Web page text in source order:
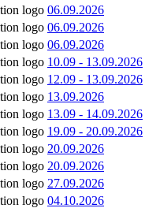
06.09.2026
06.09.2026
06.09.2026
10.09 - 13.09.2026
12.09 - 13.09.2026
13.09.2026
13.09 - 14.09.2026
19.09 - 20.09.2026
20.09.2026
20.09.2026
27.09.2026
04.10.2026